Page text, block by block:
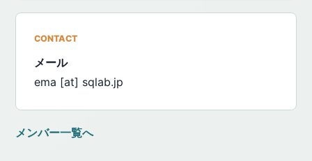
CONTACT
メール
ema [at] sqlab.jp
メンバー一覧へ